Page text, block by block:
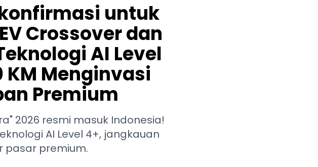
untuk
Crossover dan
AI Level
KM Menginvasi
Premium
2026 resmi masuk Indonesia!
AI Level 4+, jangkauan
pasar premium.